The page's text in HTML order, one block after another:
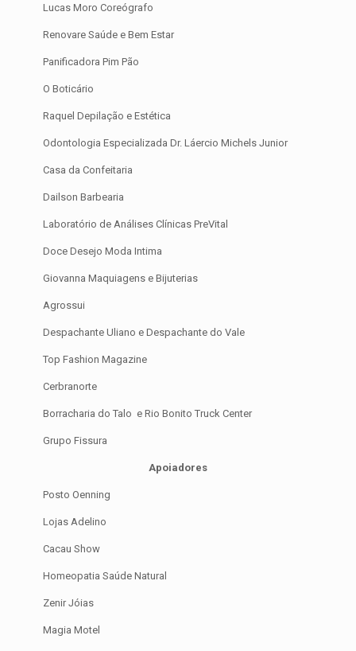
Lucas Moro Coreógrafo
Renovare Saúde e Bem Estar
Panificadora Pim Pão
O Boticário
Raquel Depilação e Estética
Odontologia Especializada Dr. Láercio Michels Junior
Casa da Confeitaria
Dailson Barbearia
Laboratório de Análises Clínicas PreVital
Doce Desejo Moda Intima
Giovanna Maquiagens e Bijuterias
Agrossui
Despachante Uliano e Despachante do Vale
Top Fashion Magazine
Cerbranorte
Borracharia do Talo e Rio Bonito Truck Center
Grupo Fissura
Apoiadores
Posto Oenning
Lojas Adelino
Cacau Show
Homeopatia Saúde Natural
Zenir Jóias
Magia Motel